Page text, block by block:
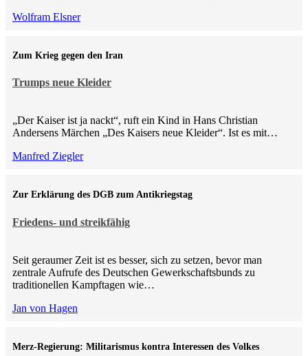
Wolfram Elsner
Trumps neue Kleider
Zum Krieg gegen den Iran
„Der Kaiser ist ja nackt“, ruft ein Kind in Hans Christian
Andersens Märchen „Des Kaisers neue Kleider“. Ist es mit…
Manfred Ziegler
Friedens- und streikfähig
Zur Erklärung des DGB zum Antikriegstag
Seit geraumer Zeit ist es besser, sich zu setzen, bevor man
zentrale Aufrufe des Deutschen Gewerkschaftsbunds zu
traditionellen Kampftagen wie…
Jan von Hagen
Merz-Regierung: Militarismus kontra Inte­ressen des Volkes